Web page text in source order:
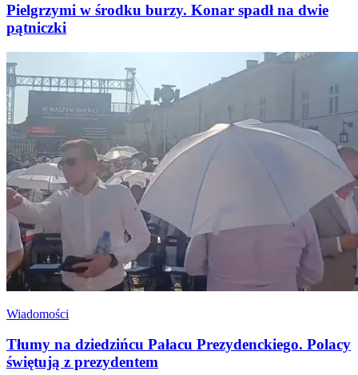
Pielgrzymi w środku burzy. Konar spadł na dwie
pątniczki
Wiadomości
Tłumy na dziedzińcu Pałacu Prezydenckiego. Polacy
świętują z prezydentem